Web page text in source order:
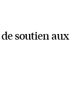
soutien aux